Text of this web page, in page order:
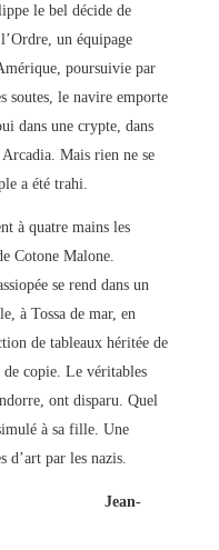
le bel décide de
un équipage
poursuivie par
soutes, le navire emporte
dans une crypte, dans
Mais rien ne se
a été trahi.
à quatre mains les
Cotone Malone.
se rend dans un
à Tossa de mar, en
de tableaux héritée de
de copie. Le véritables
ont disparu. Quel
à sa fille. Une
d’art par les nazis.
Jean-